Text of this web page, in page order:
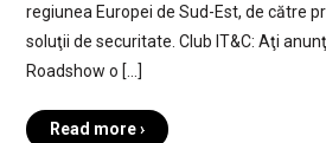
regiunea Europei de Sud-Est, de către
soluţii de securitate. Club IT&C: Aţi
Roadshow o […]
Read more ›